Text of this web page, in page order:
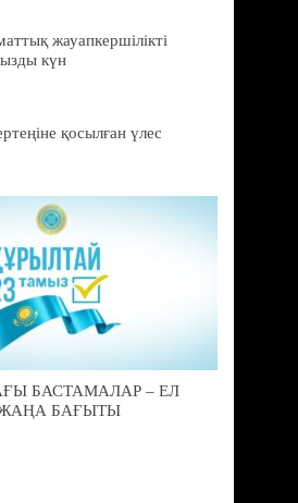
жауапкершілікті
күн
қосылған үлес
БАСТАМАЛАР – ЕЛ
БАҒЫТЫ